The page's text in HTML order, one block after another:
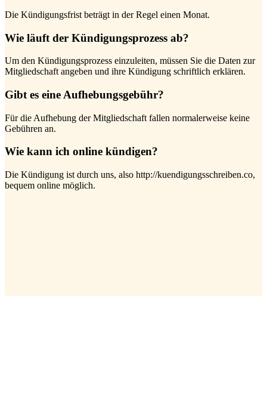
Die Kündigungsfrist beträgt in der Regel einen Monat.
Wie läuft der Kündigungsprozess ab?
Um den Kündigungsprozess einzuleiten, müssen Sie die Daten zur
Mitgliedschaft angeben und ihre Kündigung schriftlich erklären.
Gibt es eine Aufhebungsgebühr?
Für die Aufhebung der Mitgliedschaft fallen normalerweise keine
Gebühren an.
Wie kann ich online kündigen?
Die Kündigung ist durch uns, also http://kuendigungsschreiben.co,
bequem online möglich.